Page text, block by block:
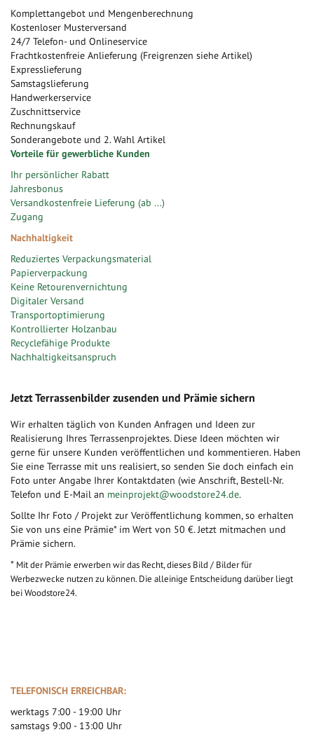
Komplettangebot und Mengenberechnung
Kostenloser Musterversand
24/7 Telefon- und Onlineservice
Frachtkostenfreie Anlieferung (Freigrenzen siehe Artikel)
Expresslieferung
Samstagslieferung
Handwerkerservice
Zuschnittservice
Rechnungskauf
Sonderangebote und 2. Wahl Artikel
Vorteile für gewerbliche Kunden
Ihr persönlicher Rabatt
Jahresbonus
Versandkostenfreie Lieferung (ab ...)
Zugang
Nachhaltigkeit
Reduziertes Verpackungsmaterial
Papierverpackung
Keine Retourenvernichtung
Digitaler Versand
Transportoptimierung
Kontrollierter Holzanbau
Recyclefähige Produkte
Nachhaltigkeitsanspruch
Jetzt Terrassenbilder zusenden und Prämie sichern
Wir erhalten täglich von Kunden Anfragen und Ideen zur
Realisierung Ihres Terrassenprojektes. Diese Ideen möchten wir
gerne für unsere Kunden veröffentlichen und kommentieren. Haben
Sie eine Terrasse mit uns realisiert, so senden Sie doch einfach ein
Foto unter Angabe Ihrer Kontaktdaten (wie Anschrift, Bestell-Nr.
Telefon und E-Mail an meinprojekt@woodstore24.de.
Sollte Ihr Foto / Projekt zur Veröffentlichung kommen, so erhalten
Sie von uns eine Prämie* im Wert von 50 €. Jetzt mitmachen und
Prämie sichern.
* Mit der Prämie erwerben wir das Recht, dieses Bild / Bilder für
Werbezwecke nutzen zu können. Die alleinige Entscheidung darüber liegt
bei Woodstore24.
TELEFONISCH ERREICHBAR:
werktags 7:00 - 19:00 Uhr
samstags 9:00 - 13:00 Uhr